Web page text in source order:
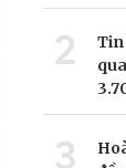
2
Tin
3